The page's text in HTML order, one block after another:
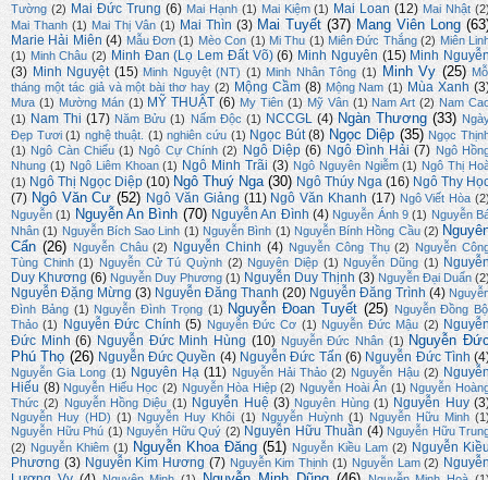
Tường (2) Mai Đức Trung (6) Mai Hạnh (1) Mai Kiệm (1) Mai Loan (12) Mai Nhật
Mai Thanh (1) Mai Thị Vân (1) Mai Thìn (3) Mai Tuyết (37) Mang Viên Long
Marie Hải Miên (4) Mẫu Đơn (1) Mèo Con (1) Mi Thu (1) Miên Đức Thắng (2) Miên
(1) Minh Châu (2) Minh Đan (Lọ Lem Đất Võ) (6) Minh Nguyên (15) Minh
(3) Minh Nguyệt (15) Minh Nguyệt (NT) (1) Minh Nhân Tông (1) Minh Vy (25)
tháng một tác giả và một bài thơ hay (2) Mộng Cầm (8) Mộng Nam (1) Mùa Xanh
Mưa (1) Mường Mán (1) MỸ THUẬT (6) My Tiên (1) Mỹ Vân (1) Nam Art (2) Nam
(1) Nam Thi (17) Năm Bửu (1) Nấm Độc (1) NCCGL (4) Ngàn Thương (33)
Đẹp Tươi (1) nghệ thuật. (1) nghiên cứu (1) Ngọc Bút (8) Ngọc Diệp (35) Ngọc
(1) Ngô Càn Chiểu (1) Ngô Cự Chính (2) Ngô Diệp (6) Ngô Đình Hải (7) Ngô
Nhung (1) Ngô Liêm Khoan (1) Ngô Minh Trãi (3) Ngô Nguyên Ngiễm (1) Ngô Thị
(1) Ngô Thị Ngọc Diệp (10) Ngô Thuý Nga (30) Ngô Thúy Nga (16) Ngô Thy
(7) Ngô Văn Cư (52) Ngô Văn Giảng (11) Ngô Văn Khanh (17) Ngô Viết Hòa
Nguyễn (1) Nguyễn An Bình (70) Nguyễn An Đình (4) Nguyễn Ánh 9 (1) Nguyễn
Nhân (1) Nguyễn Bích Sao Linh (1) Nguyễn Bình (1) Nguyễn Bính Hồng Cầu (2)
Cẩn (26) Nguyễn Châu (2) Nguyễn Chinh (4) Nguyễn Công Thụ (2) Nguyễn
Tùng Chinh (1) Nguyễn Cử Tú Quỳnh (2) Nguyên Diệp (1) Nguyễn Dũng (1)
Duy Khương (6) Nguyễn Duy Phương (1) Nguyễn Duy Thịnh (3) Nguyễn Đại Duẩn
Nguyễn Đặng Mừng (3) Nguyễn Đăng Thanh (20) Nguyễn Đăng Trình (4)
Đình Bảng (1) Nguyễn Đình Trọng (1) Nguyễn Đoan Tuyết (25)
Nguyễn Đồng
Thảo (1) Nguyễn Đức Chính (5) Nguyễn Đức Cơ (1) Nguyễn Đức Mậu (2)
Đức Minh (6) Nguyễn Đức Minh Hùng (10) Nguyễn Đức Nhân (1) Nguyễn
Phú Thọ (26) Nguyễn Đức Quyền (4) Nguyễn Đức Tấn (6) Nguyễn Đức Tình
Nguyễn Gia Long (1) Nguyên Hạ (11) Nguyễn Hải Thảo (2) Nguyễn Hậu (2)
Hiếu (8) Nguyễn Hiếu Học (2) Nguyễn Hòa Hiệp (2) Nguyễn Hoài Ân (1) Nguyễn
Thức (2) Nguyễn Hồng Diệu (1) Nguyễn Huệ (3) Nguyên Hùng (1) Nguyễn Huy
Nguyễn Huy (HD) (1) Nguyễn Huy Khôi (1) Nguyễn Huỳnh (1) Nguyễn Hữu Minh
Nguyễn Hữu Phú (1) Nguyễn Hữu Quý (2) Nguyễn Hữu Thuần (4) Nguyễn Hữu
(2) Nguyễn Khiêm (1) Nguyễn Khoa Đăng (51) Nguyễn Kiều Lam (2) Nguyễn
Phương (3) Nguyễn Kim Hương (7) Nguyễn Kim Thịnh (1) Nguyễn Lam (2)